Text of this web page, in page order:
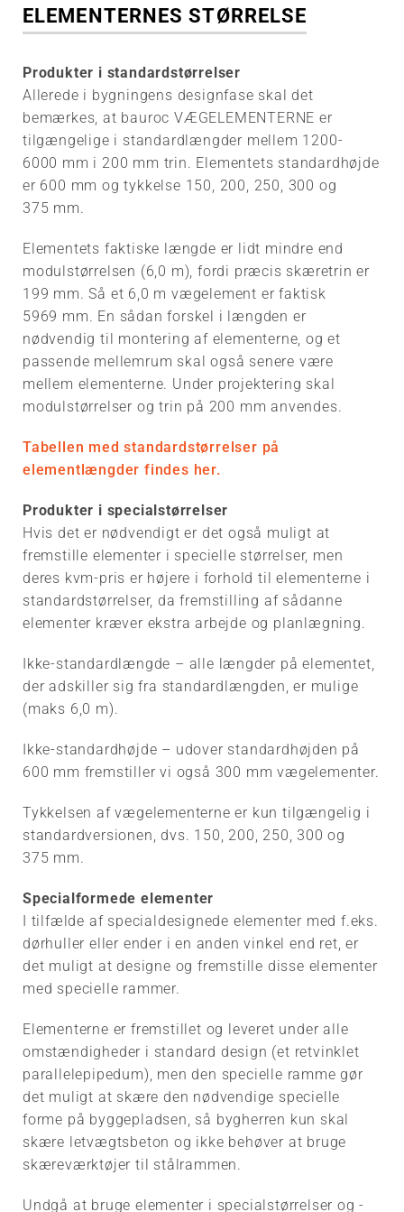
ELEMENTERNES STØRRELSE
Produkter i standardstørrelser
Allerede i bygningens designfase skal det
bemærkes, at bauroc VÆGELEMENTERNE er
tilgængelige i standardlængder mellem 1200-
6000 mm i 200 mm trin. Elementets standardhøjde
er 600 mm og tykkelse 150, 200, 250, 300 og
375 mm.
Elementets faktiske længde er lidt mindre end
modulstørrelsen (6,0 m), fordi præcis skæretrin er
199 mm. Så et 6,0 m vægelement er faktisk
5969 mm. En sådan forskel i længden er
nødvendig til montering af elementerne, og et
passende mellemrum skal også senere være
mellem elementerne. Under projektering skal
modulstørrelser og trin på 200 mm anvendes.
Tabellen med standardstørrelser på
elementlængder findes her.
Produkter i specialstørrelser
Hvis det er nødvendigt er det også muligt at
fremstille elementer i specielle størrelser, men
deres kvm-pris er højere i forhold til elementerne i
standardstørrelser, da fremstilling af sådanne
elementer kræver ekstra arbejde og planlægning.
Ikke-standardlængde – alle længder på elementet,
der adskiller sig fra standardlængden, er mulige
(maks 6,0 m).
Ikke-standardhøjde – udover standardhøjden på
600 mm fremstiller vi også 300 mm vægelementer.
Tykkelsen af vægelementerne er kun tilgængelig i
standardversionen, dvs. 150, 200, 250, 300 og
375 mm.
Specialformede elementer
I tilfælde af specialdesignede elementer med f.eks.
dørhuller eller ender i en anden vinkel end ret, er
det muligt at designe og fremstille disse elementer
med specielle rammer.
Elementerne er fremstillet og leveret under alle
omstændigheder i standard design (et retvinklet
parallelepipedum), men den specielle ramme gør
det muligt at skære den nødvendige specielle
forme på byggepladsen, så bygherren kun skal
skære letvægtsbeton og ikke behøver at bruge
skæreværktøjer til stålrammen.
Undgå at bruge elementer i specialstørrelser og -